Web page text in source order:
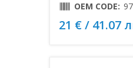
OEM CODE:
21 € / 41.07